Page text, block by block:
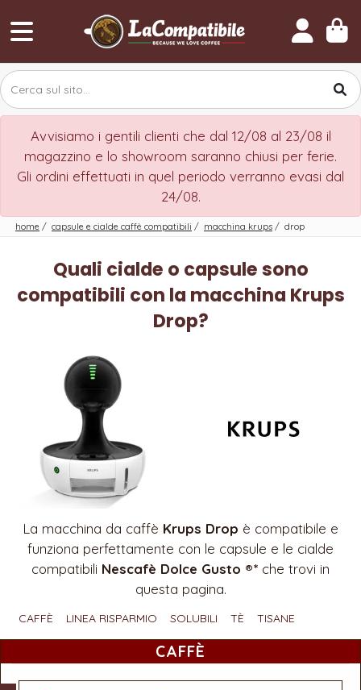
Avvisiamo i gentili clienti che dal 12/08 al 23/08 il
magazzino e lo showroom saranno chiusi per ferie.
Gli ordini effettuati in quel periodo verranno evasi dal
24/08.
home / capsule e cialde caffè compatibili / macchina krups / drop
Quali cialde o capsule sono
compatibili con la macchina Krups
Drop?
La macchina da caffè Krups Drop è compatibile e
funziona perfettamente con le capsule e le cialde
compatibili Nescafè Dolce Gusto ®* che trovi in
questa pagina.
CAFFÈ LINEA RISPARMIO SOLUBILI TÈ TISANE
CAFFÈ